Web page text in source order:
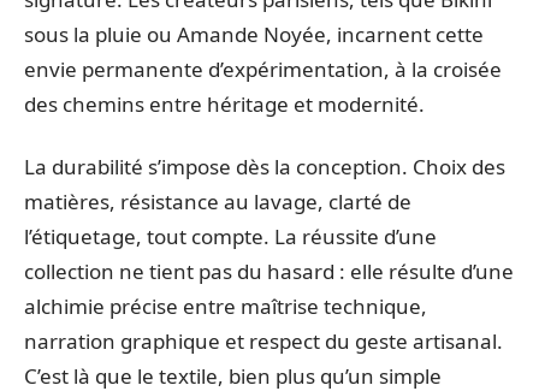
sous la pluie ou Amande Noyée, incarnent cette
envie permanente d’expérimentation, à la croisée
des chemins entre héritage et modernité.
La durabilité s’impose dès la conception. Choix des
matières, résistance au lavage, clarté de
l’étiquetage, tout compte. La réussite d’une
collection ne tient pas du hasard : elle résulte d’une
alchimie précise entre maîtrise technique,
narration graphique et respect du geste artisanal.
C’est là que le textile, bien plus qu’un simple